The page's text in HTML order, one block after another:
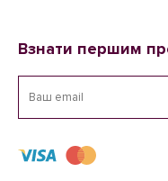
Взнати першим